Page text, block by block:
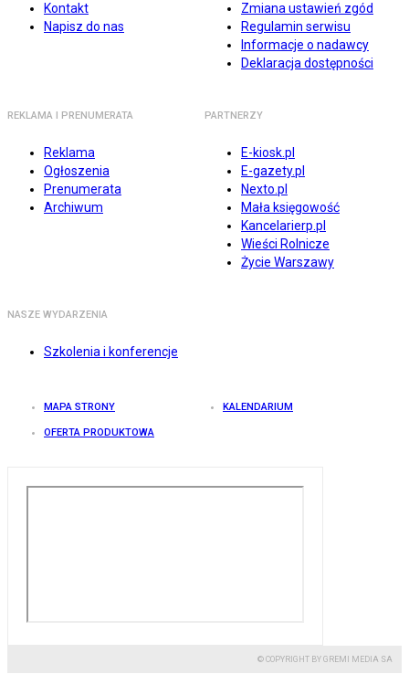
Kontakt
Napisz do nas
Zmiana ustawień zgód
Regulamin serwisu
Informacje o nadawcy
Deklaracja dostępności
REKLAMA I PRENUMERATA
Reklama
Ogłoszenia
Prenumerata
Archiwum
PARTNERZY
E-kiosk.pl
E-gazety.pl
Nexto.pl
Mała księgowość
Kancelarierp.pl
Wieści Rolnicze
Życie Warszawy
NASZE WYDARZENIA
Szkolenia i konferencje
MAPA STRONY KALENDARIUM
OFERTA PRODUKTOWA
© COPYRIGHT BY GREMI MEDIA SA